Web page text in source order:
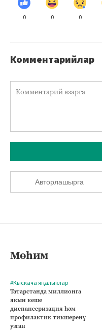
0 0 0
Комментарийлар
Авторлашырга
Мөһим
#Кыскача яңалыклар
Татарстанда миллионга
якын кеше
диспансеризация һәм
профилактик тикшеренү
узган